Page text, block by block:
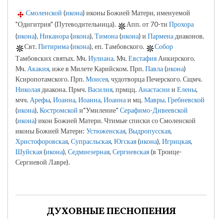
Смоленской (икона) иконы Божией Матери, именуемой
"Одигитрия" (Путеводительница).
Апп. от 70-ти Прохора
(икона), Никанора(икона), Тимона(икона) и Пармена диаконов.
Свт.Питирима(икона), еп. Тамбовского.
Собор
Тамбовских святых. Мч.Иулиана. Мч.Евстафия Анкирского.
Мч. Акакия, иже в Милете Карийском. Прп.Павла(икона)
Ксиропотамского. Прп.Моисея, чудотворца Печерского. Сщмч.
Николая диакона. Прмч.Василия, прмцц. Анастасии и Елены,
мчч. Арефы, Иоанна, Иоанна, Иоаннаи мц.Мавры.Гребневской
(икона), Костромской и"Умиление" Серафимо-Дивеевской
(икона) икон Божией Матери. Чтимые списки со Смоленской
иконы Божией Матери: Устюженская, Выдропусская,
Христофоровская, Супрасльская, Югская(икона), Игрицкая,
Шуйская(икона), Седмиезерная, Сергиевская(в Троице-
Сергиевой Лавре).
ДУХОВНЫЕ ПЕСНОПЕНИЯ